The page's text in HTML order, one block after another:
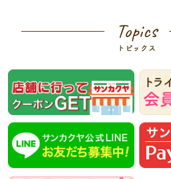
Topics
トピックス